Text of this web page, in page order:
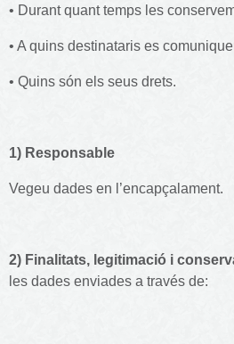
• Durant quant temps les
• A quins destinataris es
• Quins són els seus drets.
1) Responsable
Vegeu dades en l’encapçalament.
2) Finalitats, legitimació i
les dades enviades a través de: